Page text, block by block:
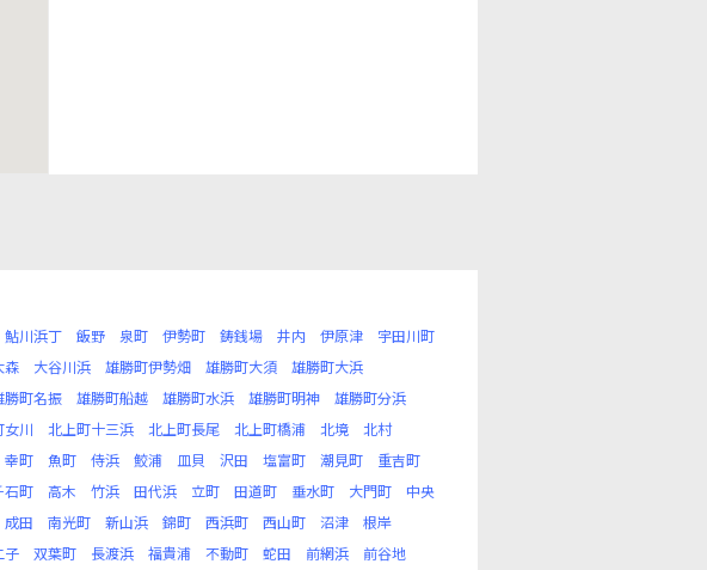
鮎川浜丁 飯野 泉町 伊勢町 鋳銭場 井内 伊原津
宇田川町
森 大谷川浜 雄勝町伊勢畑 雄勝町大須
雄勝町大浜
勝町名振 雄勝町船越 雄勝町水浜 雄勝町明神
雄勝町分浜
女川 北上町十三浜 北上町長尾 北上町橋浦 北境
北村
幸町 魚町 侍浜 鮫浦 皿貝 沢田 塩富町 潮見町
重吉町
石町 高木 竹浜 田代浜 立町 田道町 垂水町 大門町
中央
成田 南光町 新山浜 錦町 西浜町 西山町 沼津
根岸
子 双葉町 長渡浜 福貴浦 不動町 蛇田 前網浜
前谷地